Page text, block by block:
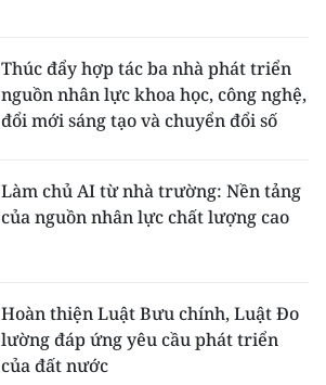
Thúc đẩy hợp tác ba nhà phát triển
nguồn nhân lực khoa học, công nghệ,
đổi mới sáng tạo và chuyển đổi số
Làm chủ AI từ nhà trường: Nền tảng
của nguồn nhân lực chất lượng cao
Hoàn thiện Luật Bưu chính, Luật Đo
lường đáp ứng yêu cầu phát triển
của đất nước